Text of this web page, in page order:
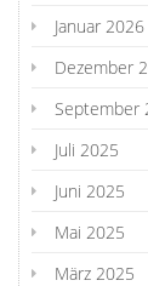
Januar 2026
Dezember
September
Juli 2025
Juni 2025
Mai 2025
März 2025